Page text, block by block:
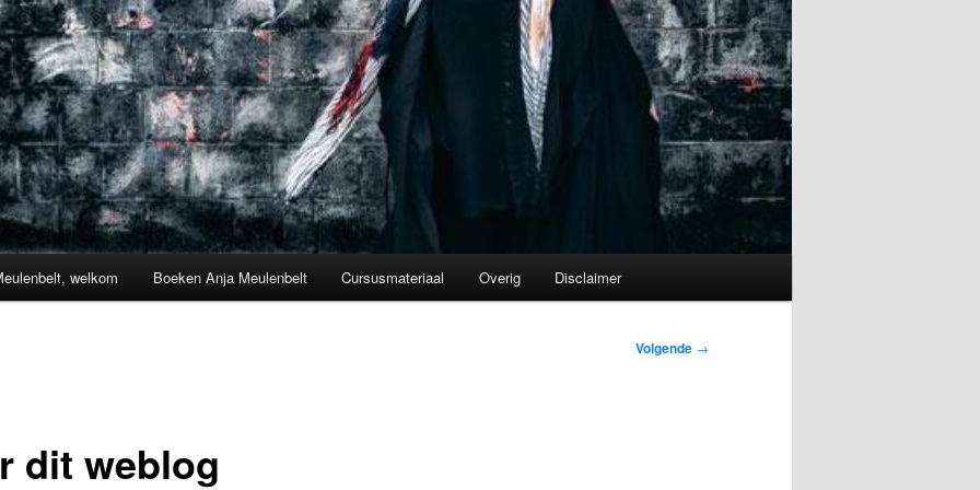
welkom Boeken Anja Meulenbelt Cursusmateriaal Overig Disclaimer
Volgende →
dit weblog